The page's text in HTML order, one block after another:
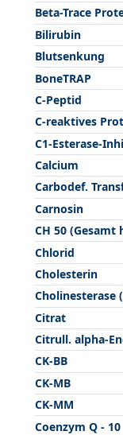
Beta-Trace
Bilirubin
Blutsenkung
BoneTRAP
C-Peptid
C-reaktives
C1-Esterase-
Calcium
Carbodef.
Carnosin
CH 50
Chlorid
Cholesterin
Cholinesterase
Citrat
Citrull. alpha-
CK-BB
CK-MB
CK-MM
Coenzym Q - 10